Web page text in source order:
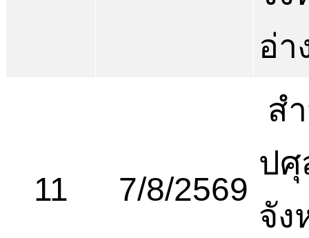
อ่า
11 7/8/2569
ส
ปศุ
จัง